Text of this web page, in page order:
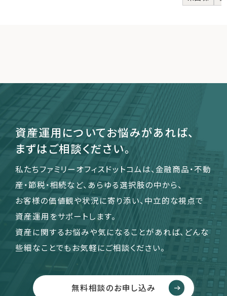
資産運用についてお悩みがあれば、
まずはご相談ください。
私たちファミリーオフィスドットコムは、金融商品・不動
産・節税・相続など、あらゆる選択肢の中から、
お客様の価値観や状況に寄り添い、中立的な視点で
資産運用をサポートします。
資産に関するお悩みや気になることがあれば、どんな
些細なことでもお気軽にご相談ください。
無料相談のお申し込み